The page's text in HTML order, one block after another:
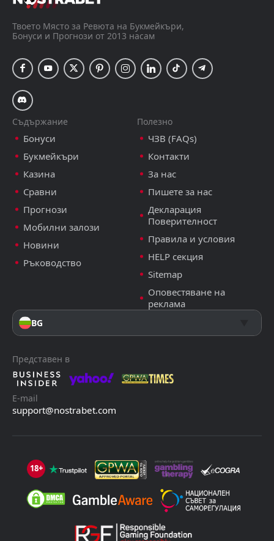
Збройовка Бърно
Слован Либерец
Czech Liga - Czech Republic, 7 август 20:00
Твоето Място за Ревюта на Букмейкъри,
Бонуси и Прогнози от 2013 насам
Съдържание
Бонуси
Букмейкъри
Казина
Сравни
Прогнози
Мобилни залози
Новини
Ръководство
Полезно
ЧЗВ (FAQs)
Контакти
За нас
Пишете за нас
Декларация
Поверителност
Правила и условия
HELP секция
Sitemap
Оповестяване на
реклама
BG
Представен в
E-mail
support@nostrabet.com
18+